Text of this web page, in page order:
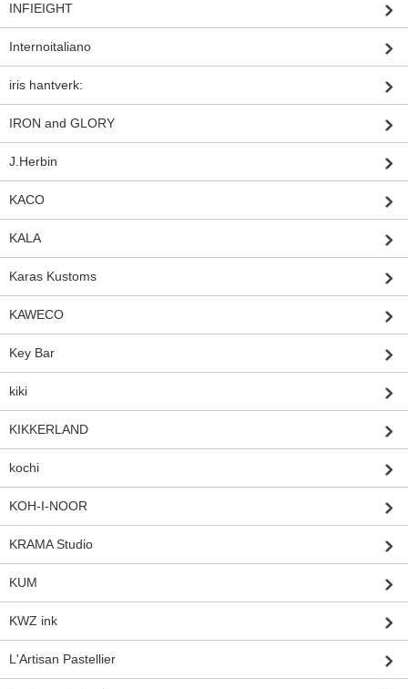
INFIEIGHT
Internoitaliano
iris hantverk:
IRON and GLORY
J.Herbin
KACO
KALA
Karas Kustoms
KAWECO
Key Bar
kiki
KIKKERLAND
kochi
KOH-I-NOOR
KRAMA Studio
KUM
KWZ ink
L'Artisan Pastellier